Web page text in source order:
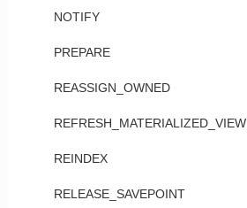
NOTIFY
PREPARE
REASSIGN_OWNED
REFRESH_MATERIALIZED_VIEW
REINDEX
RELEASE_SAVEPOINT